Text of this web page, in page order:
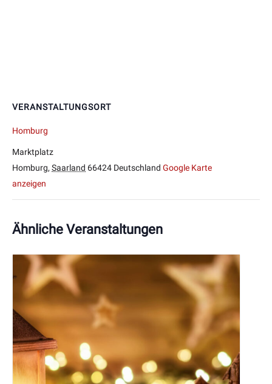
VERANSTALTUNGSORT
Homburg
Marktplatz
Homburg, Saarland 66424 Deutschland Google Karte
anzeigen
Ähnliche Veranstaltungen